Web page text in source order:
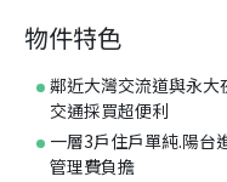
物件特色
鄰近大灣交流道與永大
交通採買超便利
一層3戶住戶單純.陽台
管理費負擔